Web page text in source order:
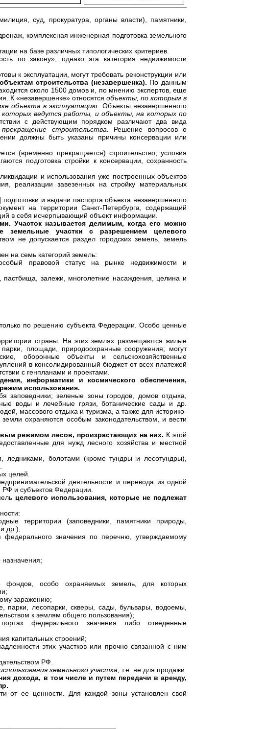
суд, прокуратура, органы власти), памятники,
комплексная инженерная подготовка земельного
на базе различных типологических критериев.
по закону», однако эта категория недвижимости
к эксплуатации, могут требовать реконструкции или
строительства (незавершенка). По данным
около 1500 домов и, по мнению экспертов, еще
К «незавершенке» относятся объекты, по которым в
объекта в эксплуатацию. Объекты незавершенного
ведутся работы, и объекты, на которых по
с действующим порядком различают два вида
строительства.
Решение вопросов о
должны быть указаны причины консервации или
прекращается) строительство, условия
подготовка стройки к консервации, сохранность
и использования уже построенных объектов
реализации завезенных на стройку материальных
и выдачи паспорта объекта незавершенного
на территории Санкт-Петербурга, содержащий
в себя исчерпывающий объект информации.
Участок называется делимым, когда его можно
земельные участки с разрешением целевого
не допускается раздел городских земель, земель
на семь категорий земель:
правовой статус на рынке недвижимости и
пастбища, залежи, многолетние насаждения, целина и
по решению субъекта Федерации. Особо ценные
страны. На этих землях размещаются жилые
площади, природоохранные сооружения; могут
оборонные объекты и сельскохозяйственные
в консолидированный бюджет от всех платежей
с генпланами и проектами.
информатики и космического обеспечения,
использования.
заповедники; зеленые зоны городов, домов отдыха,
воды и лечебные грязи, ботанические сады и др.
массового отдыха и туризма, а также для историко-
земли охраняются особым законодательством, и вести
режимом лесов, произрастающих на них. К этой
для нужд лесного хозяйства и местной
ледниками, болотами (кроме тундры и лесотундры),
целей.
деятельности и перевода из одной
РФ и субъектов Федерации.
целевого использования, которые не подлежат
территории (заповедники, памятники природы,
др.);
федерального значения по перечню, утверждаемому
назначения;
фондов, особо охраняемых земель, для которых
заражению;
лесопарки, скверы, сады, бульвары, водоемы,
к землям общего пользования);
федерального значения либо отведенные
капитальных строений;
этих участков или прочно связанной с ним
РФ.
земельного участка, т.е. не для продажи.
дохода, в том числе и путем передачи в аренду,
от ее ценности. Для каждой зоны установлен свой